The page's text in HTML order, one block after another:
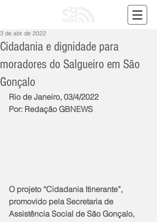
Cidadania e dignidade para
moradores do Salgueiro em São
Gonçalo
3 de abr. de 2022
Rio de Janeiro, 03/4/2022
Por: Redação GBNEWS
O projeto “Cidadania Itinerante”,
promovido pela Secretaria de
Assistência Social de São Gonçalo,